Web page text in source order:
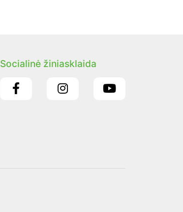
Socialinė žiniasklaida